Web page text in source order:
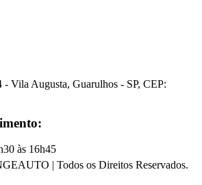
- Vila Augusta, Guarulhos - SP, CEP:
às 16h45
| Todos os Direitos Reservados.